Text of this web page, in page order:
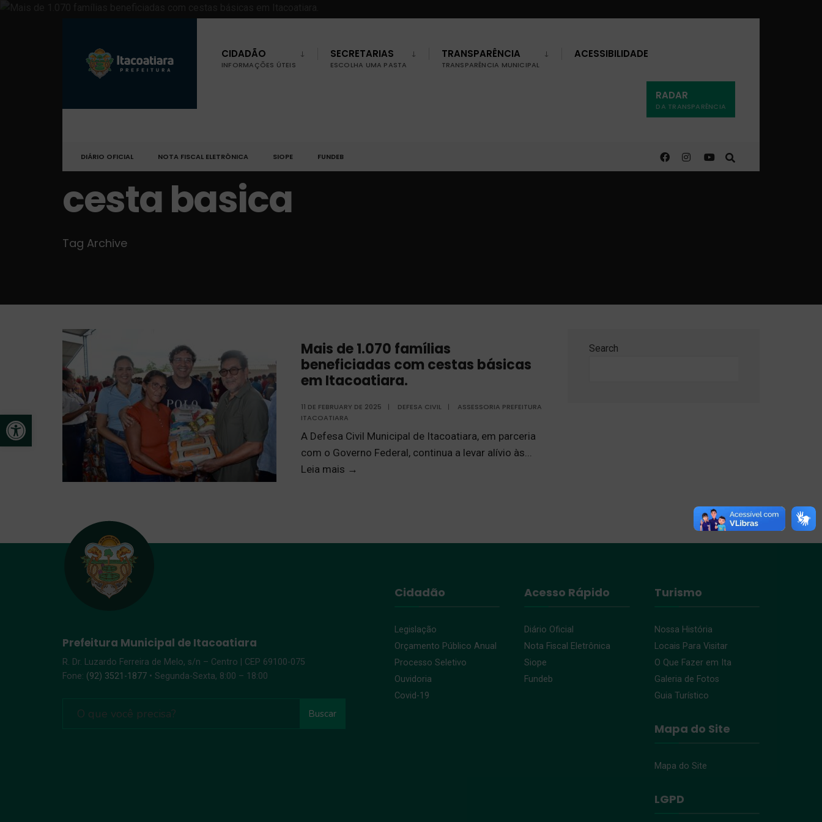
Open toolbar
CIDADÃO
INFORMAÇÕES ÚTEIS
SECRETARIAS
ESCOLHA UMA PASTA
TRANSPARÊNCIA
TRANSPARÊNCIA MUNICIPAL
ACESSIBILIDADE
RADAR
DA TRANSPARÊNCIA
DIÁRIO OFICIAL NOTA FISCAL ELETRÔNICA SIOPE FUNDEB
cesta basica
Tag Archive
Mais de 1.070 famílias
beneficiadas com cestas básicas
em Itacoatiara.
11 DE FEBRUARY DE 2025 | DEFESA CIVIL |
ASSESSORIA PREFEITURA
ITACOATIARA
A Defesa Civil Municipal de Itacoatiara, em parceria
com o Governo Federal, continua a levar alívio às...
Leia mais →
Search
Prefeitura Municipal de Itacoatiara
R. Dr. Luzardo Ferreira de Melo, s/n – Centro | CEP 69100-075
Fone: (92) 3521-1877 • Segunda-Sexta, 8:00 – 18:00
Buscar
Cidadão
Legislação
Orçamento Público Anual
Processo Seletivo
Ouvidoria
Covid-19
Acesso Rápido
Diário Oficial
Nota Fiscal Eletrônica
Siope
Fundeb
Turismo
Nossa História
Locais Para Visitar
O Que Fazer em Ita
Galeria de Fotos
Guia Turístico
Mapa do Site
Mapa do Site
LGPD